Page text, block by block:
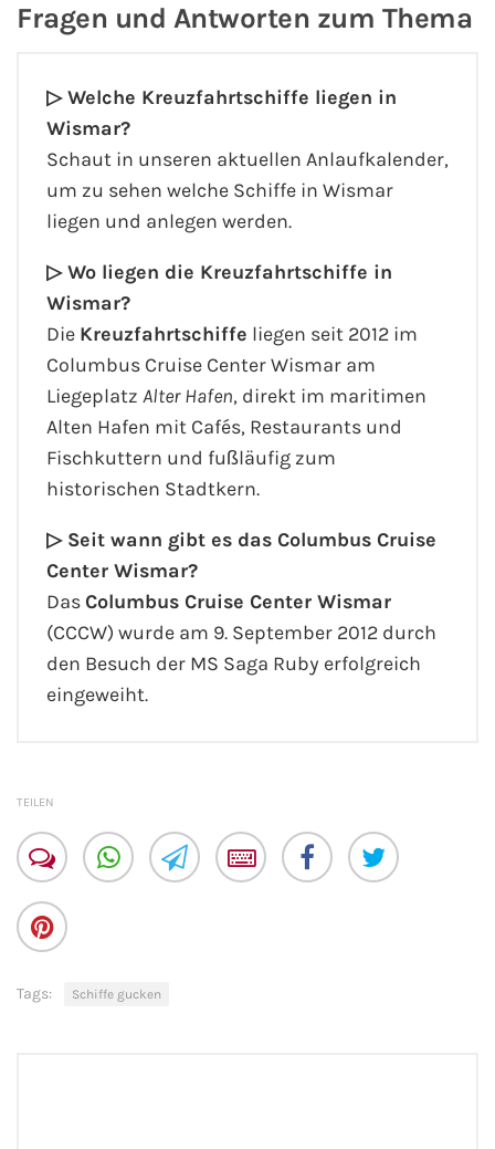
Kreuzfahrt-Newsletter
Kreuzfahrt-Kalender
Kreuzfahrt-Bücher
Kreuzfahrt gewinnen
Kreuzfahrt-Quiz
Reiseversicherungen
Flug buchen
Kreuzfahrt-Themen
Kreuzfahrt buchen
Fragen und Antworten zum Thema
▷Welche Kreuzfahrtschiffe liegen in
Wismar?
Schaut in unseren aktuellen Anlaufkalender,
um zu sehen welche Schiffe in Wismar
liegen und anlegen werden.
▷Wo liegen die Kreuzfahrtschiffe in
Wismar?
Die Kreuzfahrtschiffe liegen seit 2012 im
Columbus Cruise Center Wismar am
Liegeplatz Alter Hafen, direkt im maritimen
Alten Hafen mit Cafés, Restaurants und
Fischkuttern und fußläufig zum
historischen Stadtkern.
▷Seit wann gibt es das Columbus Cruise
Center Wismar?
Das Columbus Cruise Center Wismar
(CCCW) wurde am 9. September 2012 durch
den Besuch der MS Saga Ruby erfolgreich
eingeweiht.
TEILEN
Tags: Schiffe gucken